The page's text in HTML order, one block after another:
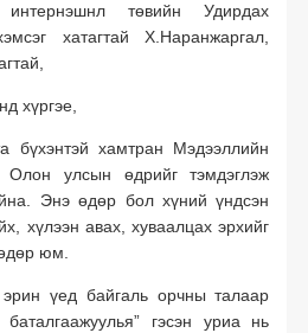
нэвтрүүлэг
эрх
Бусад
баталгаажуулсан дотоодын хууль
(2018 он)
баталгаажуулсан дотоодын хууль
(2017 он)
зохицуулалт
төвийн Удирдах
хатагтай Х.Наранжаргал,
хүргэе,
хамтран Мэдээллийн
Олон улсын өдрийг тэмдэглэж
Энэ өдөр бол хүний үндсэн
хүлээн авах, хуваалцах эрхийг
юм.
үед байгаль орчны талаар
гэсэн уриа нь